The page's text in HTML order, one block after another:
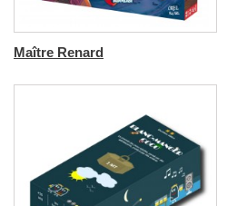
Maître Renard